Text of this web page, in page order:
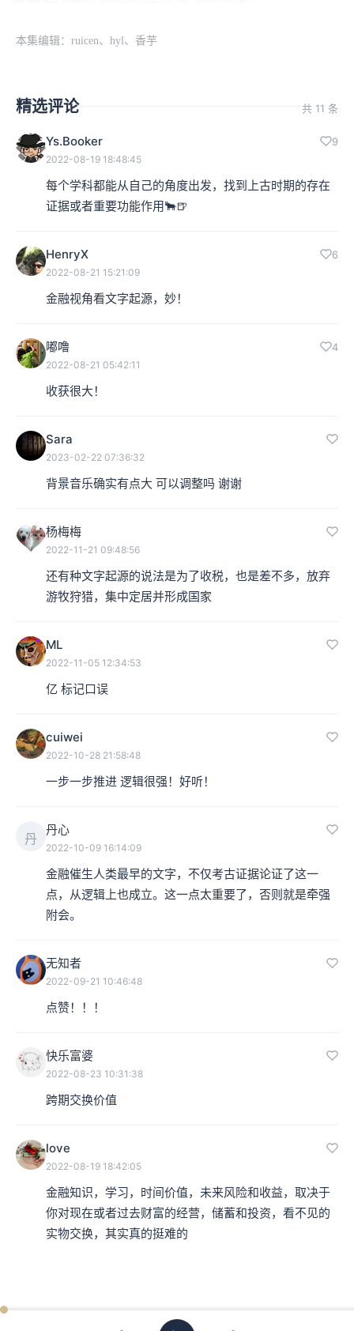
本集编辑：ruicen、hyl、香芋
精选评论 共 11 条
Ys.Booker 9
2022-08-19 18:48:45
每个学科都能从自己的角度出发，找到上古时期的存在
证据或者重要功能作用🐂🍺
HenryX 6
2022-08-21 15:21:09
金融视角看文字起源，妙！
嘟噜 4
2022-08-21 05:42:11
收获很大！
Sara
2023-02-22 07:36:32
背景音乐确实有点大 可以调整吗 谢谢
杨梅梅
2022-11-21 09:48:56
还有种文字起源的说法是为了收税，也是差不多，放弃
游牧狩猎，集中定居并形成国家
ML
2022-11-05 12:34:53
亿 标记口误
cuiwei
2022-10-28 21:58:48
一步一步推进 逻辑很强！好听！
丹
丹心
2022-10-09 16:14:09
金融催生人类最早的文字，不仅考古证据论证了这一
点，从逻辑上也成立。这一点太重要了，否则就是牵强
附会。
无知者
2022-09-21 10:46:48
点赞！！！
快乐富婆
2022-08-23 10:31:38
跨期交换价值
love
2022-08-19 18:42:05
金融知识，学习，时间价值，未来风险和收益，取决于
你对现在或者过去财富的经营，储蓄和投资，看不见的
实物交换，其实真的挺难的